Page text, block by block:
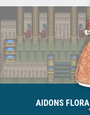
AIDONS FLORA